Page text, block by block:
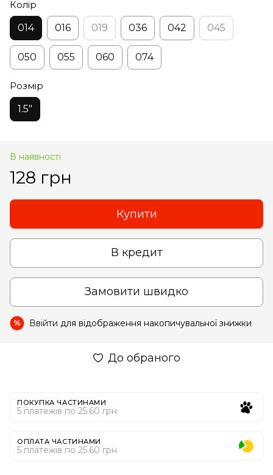
Колір
014
016 019 036 042 045
050 055 060 074
Розмір
1.5"
В наявності
128 грн
Купити
В кредит
Замовити швидко
% Ввійти для відображення накопичувальної знижки
До обраного
ПОКУПКА ЧАСТИНАМИ
5 платежів по 25.60 грн
ОПЛАТА ЧАСТИНАМИ
5 платежів по 25.60 грн